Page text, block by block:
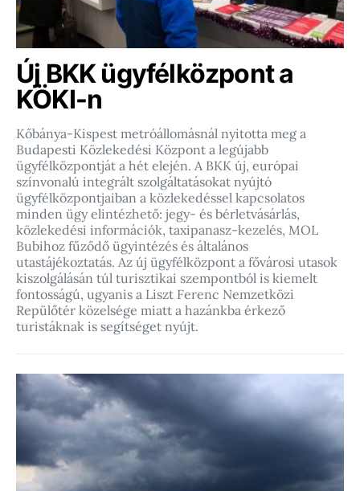
Új BKK ügyfélközpont a
KÖKI-n
Kőbánya-Kispest metróállomásnál nyitotta meg a
Budapesti Közlekedési Központ a legújabb
ügyfélközpontját a hét elején. A BKK új, európai
színvonalú integrált szolgáltatásokat nyújtó
ügyfélközpontjaiban a közlekedéssel kapcsolatos
minden ügy elintézhető: jegy- és bérletvásárlás,
közlekedési információk, taxipanasz-kezelés, MOL
Bubihoz fűződő ügyintézés és általános
utastájékoztatás. Az új ügyfélközpont a fővárosi utasok
kiszolgálásán túl turisztikai szempontból is kiemelt
fontosságú, ugyanis a Liszt Ferenc Nemzetközi
Repülőtér közelsége miatt a hazánkba érkező
turistáknak is segítséget nyújt.